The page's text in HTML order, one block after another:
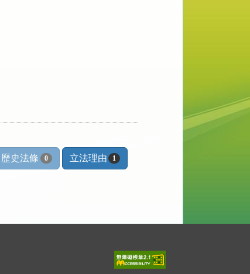
歷史法條 0 立法理由 1